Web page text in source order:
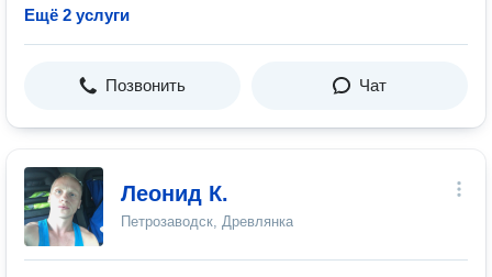
Ещё 2 услуги
Позвонить Чат
Леонид К.
Петрозаводск, Древлянка